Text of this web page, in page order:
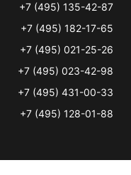
+7 (495) 135-42-87
+7 (495) 182-17-65
+7 (495) 021-25-26
+7 (495) 023-42-98
+7 (495) 431-00-33
+7 (495) 128-01-88